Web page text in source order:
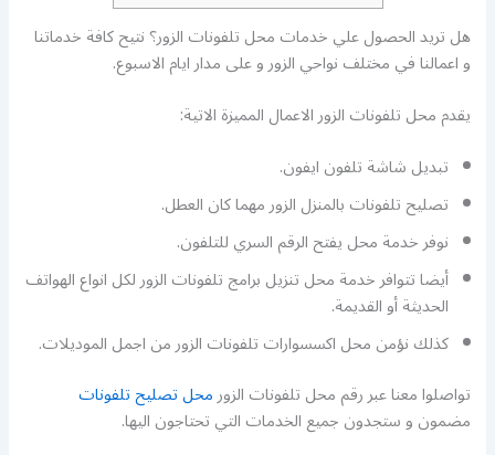
هل تريد الحصول علي خدمات محل تلفونات الزور؟ نتيح كافة خدماتنا
و اعمالنا في مختلف نواحي الزور و على مدار ايام الاسبوع.
يقدم محل تلفونات الزور الاعمال المميزة الاتية:
تبديل شاشة تلفون ايفون.
تصليح تلفونات بالمنزل الزور مهما كان العطل.
نوفر خدمة محل يفتح الرقم السري للتلفون.
أيضا تتوافر خدمة محل تنزيل برامج تلفونات الزور لكل انواع الهواتف
الحديثة أو القديمة.
كذلك نؤمن محل اكسسوارات تلفونات الزور من اجمل الموديلات.
تواصلوا معنا عبر رقم محل تلفونات الزورمحل تصليح تلفونات
مضمون و ستجدون جميع الخدمات التي تحتاجون اليها.